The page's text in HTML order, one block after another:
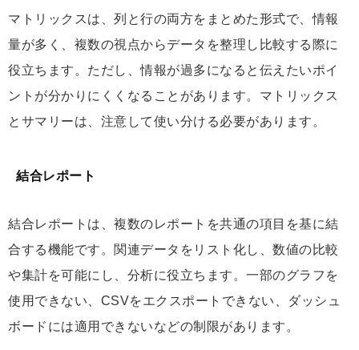
マトリックスは、列と行の両方をまとめた形式で、情報
量が多く、複数の視点からデータを整理し比較する際に
役立ちます。ただし、情報が過多になると伝えたいポイ
ントが分かりにくくなることがあります。マトリックス
とサマリーは、注意して使い分ける必要があります。
結合レポート
結合レポートは、複数のレポートを共通の項目を基に結
合する機能です。関連データをリスト化し、数値の比較
や集計を可能にし、分析に役立ちます。一部のグラフを
使用できない、CSVをエクスポートできない、ダッシュ
ボードには適用できないなどの制限があります。